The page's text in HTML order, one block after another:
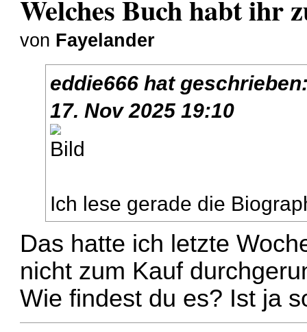
Welches Buch habt ihr
von Fayelander
eddie666 hat
17. Nov 2025 19:10
Ich lese gerade die
Das hatte ich letzte
nicht zum Kauf
Wie findest du es? Ist ja